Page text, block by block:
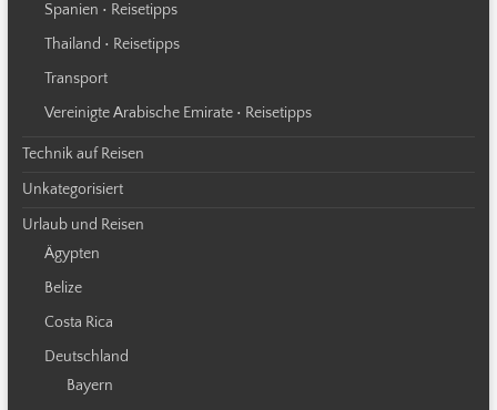
Spanien • Reisetipps
Thailand • Reisetipps
Transport
Vereinigte Arabische Emirate • Reisetipps
Technik auf Reisen
Unkategorisiert
Urlaub und Reisen
Ägypten
Belize
Costa Rica
Deutschland
Bayern